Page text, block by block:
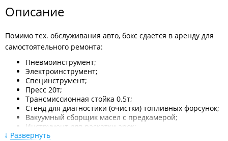
Описание
Помимо тех. обслуживания авто, бокс сдается в аренду для
самостоятельного ремонта:
Пневмоинструмент;
Электроинструмент;
Специнструмент;
Пресс 20т;
Трансмиссионная стойка 0.5т;
Стенд для диагностики (очистки) топливных форсунок;
Вакуумный сборщик масел с предкамерой;
Инструмент для раскатки арок;
Развальцовщик пайпов;
Развернуть